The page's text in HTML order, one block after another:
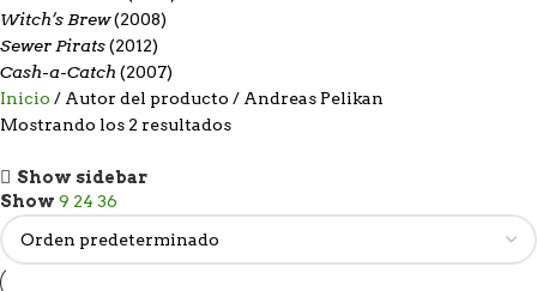
Witch’s Brew(2008)
Sewer Pirats(2012)
Cash-a-Catch (2007)
Inicio
Autor del producto
Andreas Pelikan
Mostrando los 2 resultados
Show sidebar
Show 9 24 36